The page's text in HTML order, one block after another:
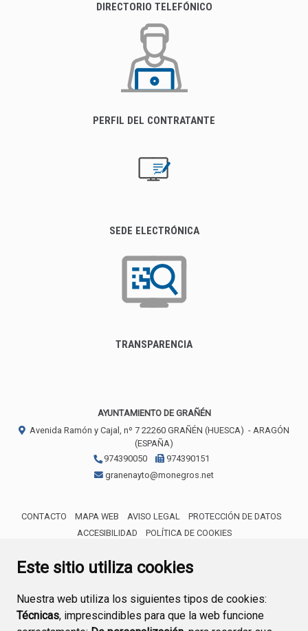
Este sitio utiliza cookies
Nuestra web utiliza los siguientes tipos de cookies:
Técnicas, imprescindibles para que la web funcione
DIRECTORIO TELEFÓNICO
PERFIL DEL CONTRATANTE
SEDE ELECTRÓNICA
TRANSPARENCIA
AYUNTAMIENTO DE GRAÑÉN
Avenida Ramón y Cajal, nº 7 22260 GRAÑÉN (HUESCA) - ARAGÓN
(ESPAÑA)
974390050
974390151
granenayto@monegros.net
CONTACTO MAPA WEB AVISO LEGAL
PROTECCIÓN DE DATOS
ACCESIBILIDAD
POLÍTICA DE COOKIES